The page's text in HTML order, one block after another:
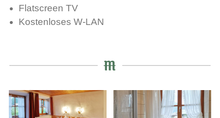
Flatscreen TV
Kostenloses W-LAN